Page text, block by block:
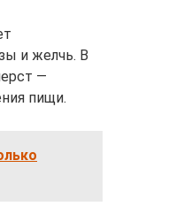
и желчь. В
—
пищи.